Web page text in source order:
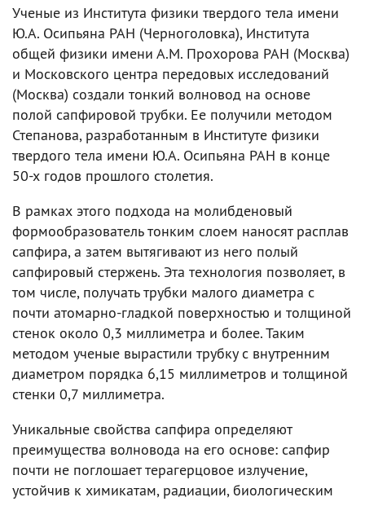
Ученые из Института физики твердого тела имени
Ю.А. Осипьяна РАН (Черноголовка), Института
общей физики имени А.М. Прохорова РАН (Москва)
и Московского центра передовых исследований
(Москва) создали тонкий волновод на основе
полой сапфировой трубки. Ее получили методом
Степанова, разработанным в Институте физики
твердого тела имени Ю.А. Осипьяна РАН в конце
50-х годов прошлого столетия.
В рамках этого подхода на молибденовый
формообразователь тонким слоем наносят расплав
сапфира, а затем вытягивают из него полый
сапфировый стержень. Эта технология позволяет, в
том числе, получать трубки малого диаметра с
почти атомарно-гладкой поверхностью и толщиной
стенок около 0,3 миллиметра и более. Таким
методом ученые вырастили трубку с внутренним
диаметром порядка 6,15 миллиметров и толщиной
стенки 0,7 миллиметра.
Уникальные свойства сапфира определяют
преимущества волновода на его основе: сапфир
почти не поглошает терагерцовое излучение,
устойчив к химикатам, радиации, биологическим